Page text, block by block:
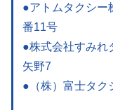
●アトムタクシー
番11号
●株式会社すみれ
矢野7
●（株）富士タク